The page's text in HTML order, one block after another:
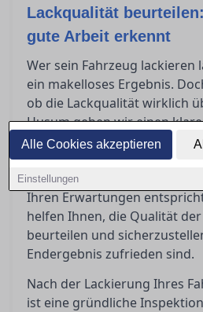
Alle Cookies akzeptieren
Einstellungen
Lackqualität
gute Arbeit erkennt
Wer sein Fahrzeug lackieren
ein makelloses Ergebnis.
ob die Lackqualität wirklich
Husum geben wir einen
was nach einer Lackierung
Toleranzen akzeptabel sind
Sie einleiten können, wenn
Ihren Erwartungen
helfen Ihnen, die Qualität
beurteilen und
Endergebnis zufrieden sind.
Nach der Lackierung Ihres
ist eine gründliche